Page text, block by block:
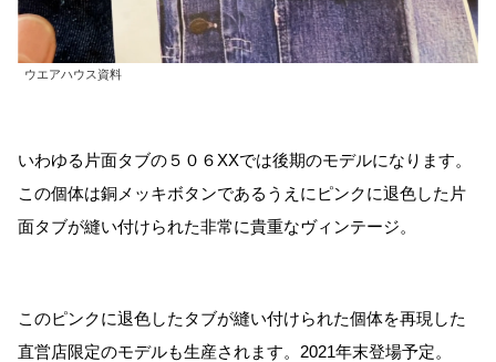
ウエアハウス資料
いわゆる片面タブの５０６XXでは後期のモデルになります。
この個体は銅メッキボタンであるうえにピンクに退色した片
面タブが縫い付けられた非常に貴重なヴィンテージ。
このピンクに退色したタブが縫い付けられた個体を再現した
直営店限定のモデルも生産されます。2021年末登場予定。